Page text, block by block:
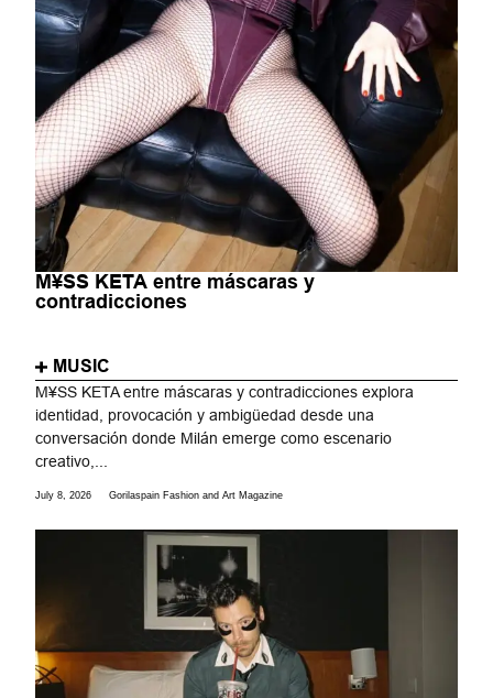
M¥SS KETA entre máscaras y
contradicciones
MUSIC
M¥SS KETA entre máscaras y contradicciones explora
identidad, provocación y ambigüedad desde una
conversación donde Milán emerge como escenario
creativo,...
July 8, 2026 Gorilaspain Fashion and Art Magazine